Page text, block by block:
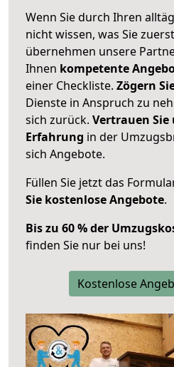
Wenn Sie durch Ihren
nicht wissen, was Sie
übernehmen unsere
Ihnen kompetente
einer Checkliste. Zögern
Dienste in Anspruch zu
sich zurück. Vertrauen Sie
Erfahrung in der
sich Angebote.
Füllen Sie jetzt das
Sie kostenlose Angebote.
Bis zu 60 % der
finden Sie nur bei uns!
Kostenlose